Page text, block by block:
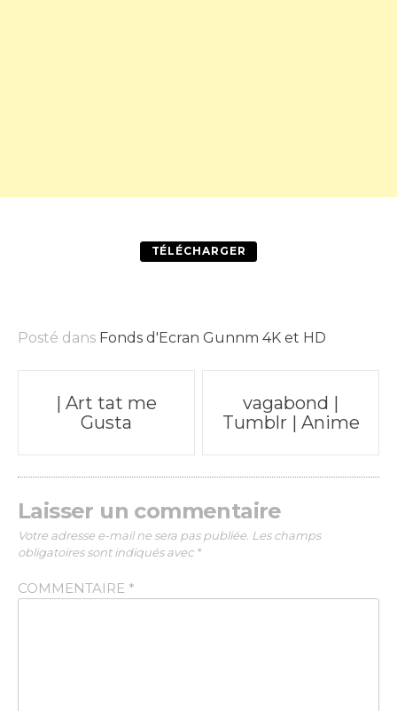
TÉLÉCHARGER
Posté dans Fonds d'Ecran Gunnm 4K et HD
Poste
navigation
| Art tat me
Gusta
vagabond |
Tumblr | Anime
Laisser un commentaire
Votre adresse e-mail ne sera pas publiée. Les champs
obligatoires sont indiqués avec *
COMMENTAIRE *